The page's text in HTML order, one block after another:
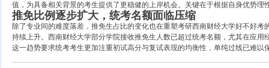
值，为具备相关背景的考生提供了更稳健的上岸机会。关键在于根据自身优势理
推免比例逐步扩大，统考名额面临压缩
除了专业间的难度落差，推免生占比的变化也在重塑考研西南财经大学好不好
持续上升。西南财经大学部分学院接收推免生人数已超过统考名额，尤其在应
这一趋势要求统考考生更加注重初试高分与复试表现的均衡性，单纯过线已难以